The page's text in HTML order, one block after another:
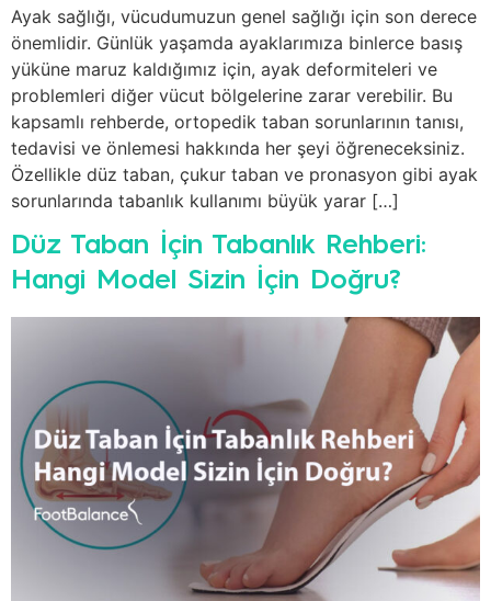
Ayak sağlığı, vücudumuzun genel sağlığı için son derece
önemlidir. Günlük yaşamda ayaklarımıza binlerce basış
yüküne maruz kaldığımız için, ayak deformiteleri ve
problemleri diğer vücut bölgelerine zarar verebilir. Bu
kapsamlı rehberde, ortopedik taban sorunlarının tanısı,
tedavisi ve önlemesi hakkında her şeyi öğreneceksiniz.
Özellikle düz taban, çukur taban ve pronasyon gibi ayak
sorunlarında tabanlık kullanımı büyük yarar […]
Düz Taban İçin Tabanlık Rehberi:
Hangi Model Sizin İçin Doğru?